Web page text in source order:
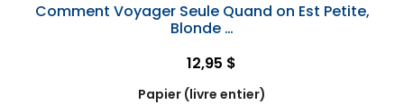
Comment Voyager Seule Quand on Est Petite,
Blonde …
12,95 $
Papier (livre entier)